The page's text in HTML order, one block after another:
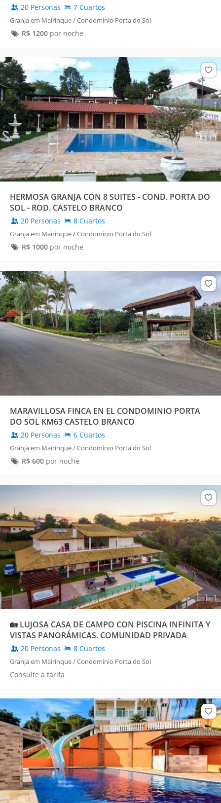
20 Personas 7 Cuartos
Granja em Mairinque / Condomínio Porta do Sol
R$ 1200por noche
HERMOSA GRANJA CON 8 SUITES - COND. PORTA DO
SOL - ROD. CASTELO BRANCO
20 Personas 8 Cuartos
Granja em Mairinque / Condomínio Porta do Sol
R$ 1000por noche
MARAVILLOSA FINCA EN EL CONDOMINIO PORTA
DO SOL KM63 CASTELO BRANCO
20 Personas 6 Cuartos
Granja em Mairinque / Condomínio Porta do Sol
R$ 600por noche
🏡 LUJOSA CASA DE CAMPO CON PISCINA INFINITA Y
VISTAS PANORÁMICAS. COMUNIDAD PRIVADA
20 Personas 8 Cuartos
Granja em Mairinque / Condomínio Porta do Sol
Consulte a tarifa